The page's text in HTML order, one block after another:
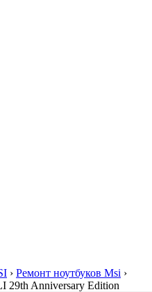
› Ремонт ноутбуков Msi ›
29th Anniversary Edition